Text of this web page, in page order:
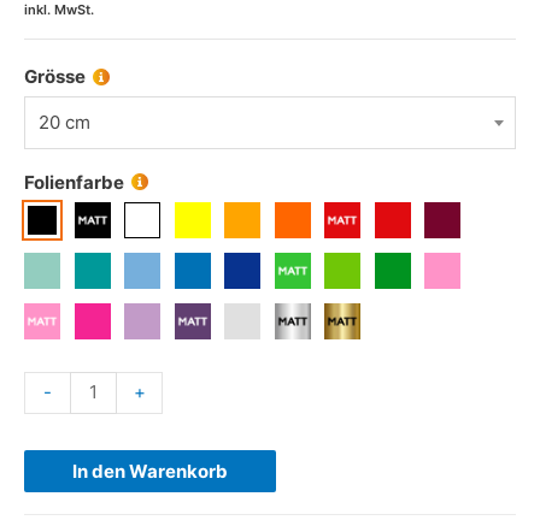
inkl. MwSt.
Grösse
20 cm
Folienfarbe
- +
In den Warenkorb